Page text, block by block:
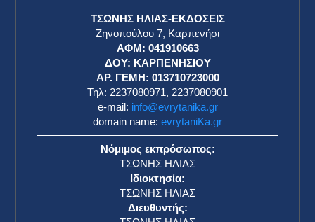
ΤΣΩΝΗΣ ΗΛΙΑΣ-ΕΚΔΟΣΕΙΣ
Ζηνοπούλου 7, Καρπενήσι
ΑΦΜ: 041910663
ΔΟΥ: ΚΑΡΠΕΝΗΣΙΟΥ
ΑΡ. ΓΕΜΗ: 013710723000
Τηλ: 2237080971, 2237080901
e-mail: info@evrytanika.gr
domain name: evrytaniKa.gr
Νόμιμος εκπρόσωπος:
ΤΣΩΝΗΣ ΗΛΙΑΣ
Ιδιοκτησία:
ΤΣΩΝΗΣ ΗΛΙΑΣ
Διευθυντής: